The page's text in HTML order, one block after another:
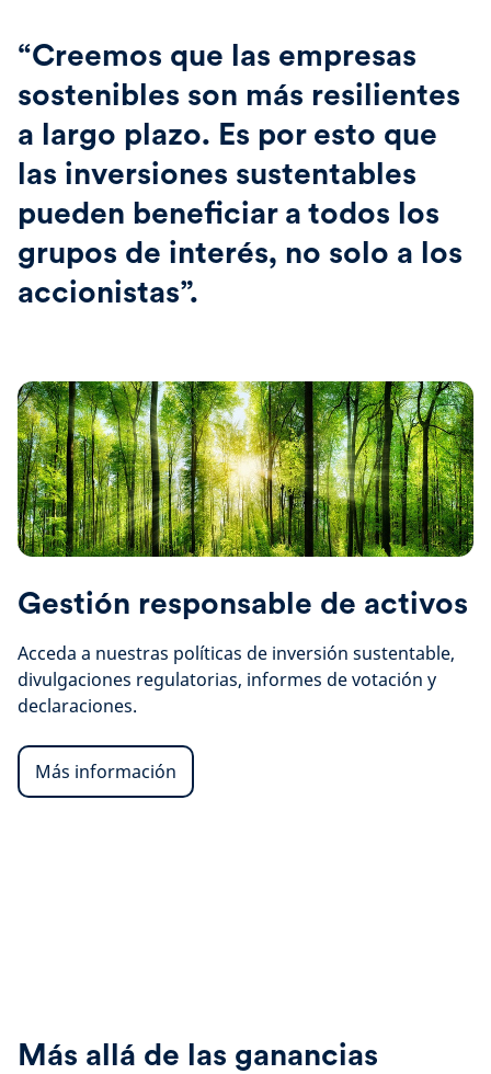
“Creemos que las empresas
sostenibles son más resilientes
a largo plazo. Es por esto que
las inversiones sustentables
pueden beneficiar a todos los
grupos de interés, no solo a los
accionistas”.
Gestión responsable de activos
Acceda a nuestras políticas de inversión sustentable,
divulgaciones regulatorias, informes de votación y
declaraciones.
Más información
Más allá de las ganancias